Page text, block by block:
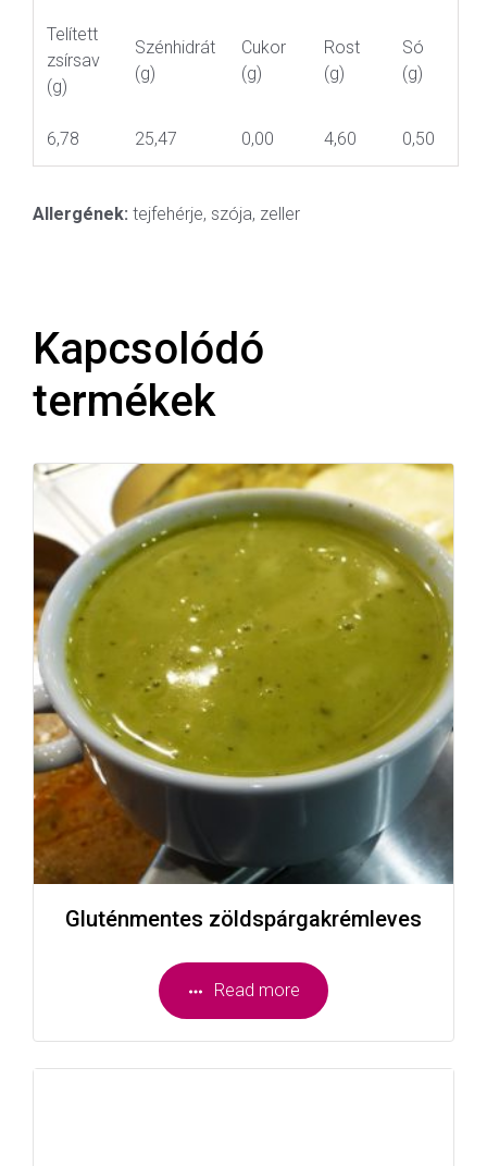
Telített
zsírsav
(g)
Szénhidrát
(g)
Cukor
(g)
Rost
(g)
Só
(g)
6,78 25,47 0,00 4,60 0,50
Allergének: tejfehérje, szója, zeller
Kapcsolódó
termékek
Gluténmentes zöldspárgakrémleves
Read more